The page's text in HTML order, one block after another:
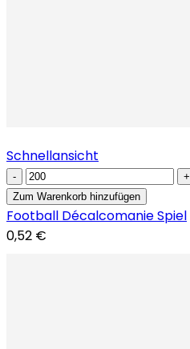
Schnellansicht
-
+
Zum Warenkorb hinzufügen
Football Décalcomanie Spiel
0,52 €